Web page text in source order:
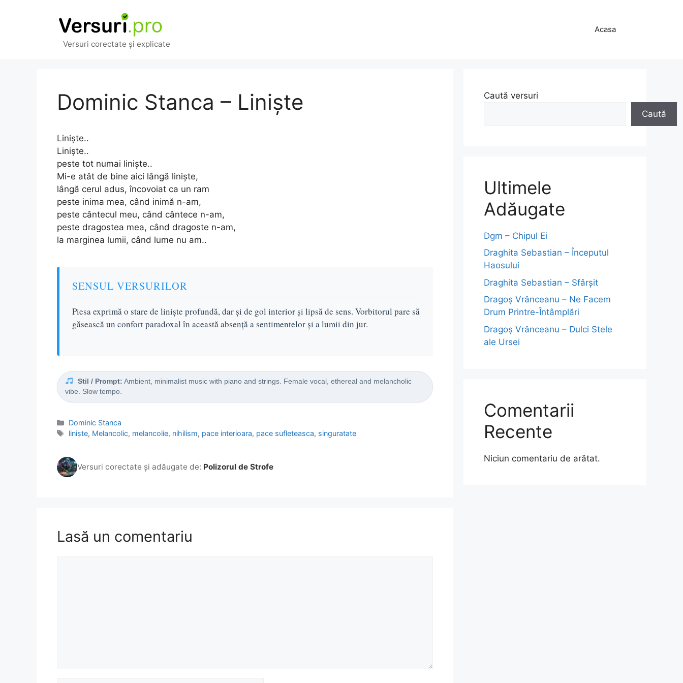
Versuri corectate și explicate
Acasa
Dominic Stanca – Liniște
Liniște..
Liniște..
peste tot numai liniște..
Mi-e atât de bine aici lângă liniște,
lângă cerul adus, încovoiat ca un ram
peste inima mea, când inimă n-am,
peste cântecul meu, când cântece n-am,
peste dragostea mea, când dragoste n-am,
la marginea lumii, când lume nu am..
SENSUL VERSURILOR
Piesa exprimă o stare de liniște profundă, dar și de gol interior și lipsă de sens. Vorbitorul pare să
găsească un confort paradoxal în această absență a sentimentelor și a lumii din jur.
Stil / Prompt: Ambient, minimalist music with piano and strings. Female vocal, ethereal and melancholic
vibe. Slow tempo.
Categorii
Dominic Stanca
Etichete
liniște, Melancolic, melancolie, nihilism, pace interioara, pace sufleteasca, singuratate
Versuri corectate și adăugate de: Polizorul de Strofe
Lasă un comentariu
Caută versuri
Caută
Ultimele
Adăugate
Dgm – Chipul Ei
Draghita Sebastian – Începutul
Haosului
Draghita Sebastian – Sfârșit
Dragoş Vrânceanu – Ne Facem
Drum Printre-Întâmplări
Dragoş Vrânceanu – Dulci Stele
ale Ursei
Comentarii
Recente
Niciun comentariu de arătat.